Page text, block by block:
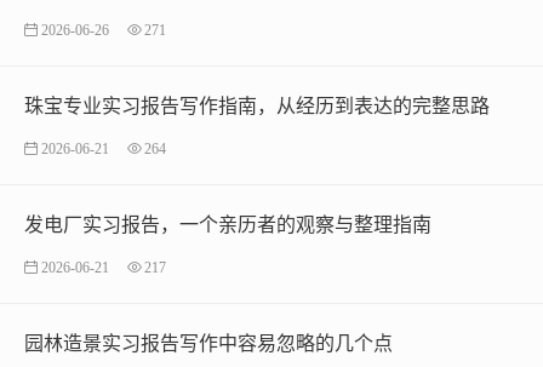
2026-06-26 271
珠宝专业实习报告写作指南，从经历到表达的完整思路
2026-06-21 264
发电厂实习报告，一个亲历者的观察与整理指南
2026-06-21 217
园林造景实习报告写作中容易忽略的几个点